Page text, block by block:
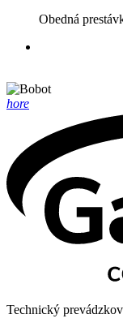
Obedná
hore
Technický